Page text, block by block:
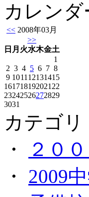
カレンダ
<< 2008年03月
>>
日 月 火水木金土
1
2 3 4 5 6 7 8
9 101112131415
16171819202122
23242526272829
3031
カテゴリ
・
２０
・ 2009